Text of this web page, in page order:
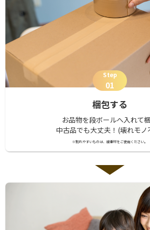
Step
01
梱包する
お品物を段ボールへ入れて
中古品でも大丈夫！(壊れモノ
※割れやすいものは、緩衝材をご使用ください。